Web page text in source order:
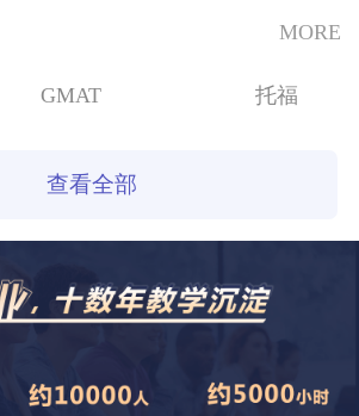
MORE
GMAT 托福
查看全部